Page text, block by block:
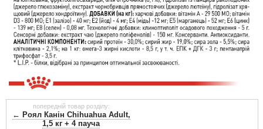
попередній товар розділу:
← Роял Канін Chihuahua Adult,
1,5 кг + 4 пауча